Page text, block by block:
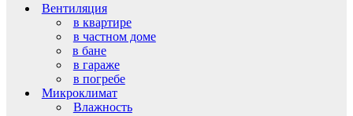
Вентиляция
в квартире
в частном доме
в бане
в гараже
в погребе
Микроклимат
Влажность